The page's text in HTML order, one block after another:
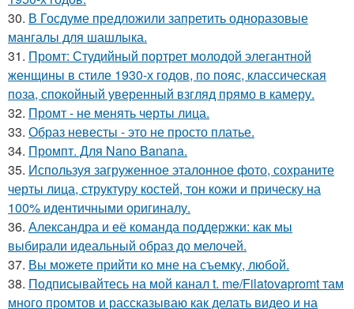
30. В Госдуме предложили запретить одноразовые
мангалы для шашлыка.
31. Промт: Студийный портрет молодой элегантной
женщины в стиле 1930-х годов, по пояс, классическая
поза, спокойный уверенный взгляд прямо в камеру.
32. Промт - не менять черты лица.
33. Образ невесты - это не просто платье.
34. Промпт. Для Nano Banana.
35. Используя загруженное эталонное фото, сохраните
черты лица, структуру костей, тон кожи и прическу на
100% идентичными оригиналу.
36. Александра и её команда поддержки: как мы
выбирали идеальный образ до мелочей.
37. Вы можете прийти ко мне на съемку, любой.
38. Подписывайтесь на мой канал t. me/Filatovapromt там
много промтов и рассказываю как делать видео и на